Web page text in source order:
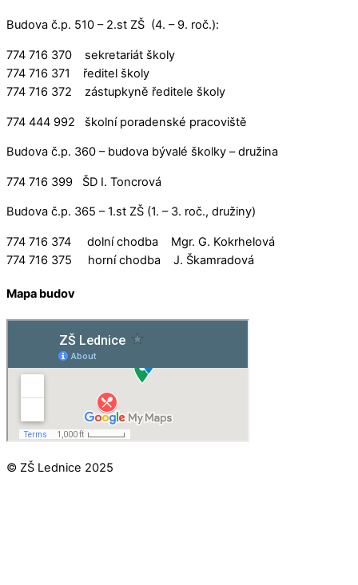
Budova č.p. 510 – 2.st ZŠ (4. – 9. roč.):
774 716 370 sekretariát školy
774 716 371 ředitel školy
774 716 372 zástupkyně ředitele školy
774 444 992 školní poradenské pracoviště
Budova č.p. 360 – budova bývalé školky – družina
774 716 399 ŠD I. Toncrová
Budova č.p. 365 – 1.st ZŠ (1. – 3. roč., družiny)
774 716 374 dolní chodba Mgr. G. Kokrhelová
774 716 375 horní chodba J. Škamradová
Mapa budov
© ZŠ Lednice 2025